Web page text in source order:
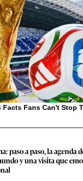
paso a paso, la agenda
y una visita que